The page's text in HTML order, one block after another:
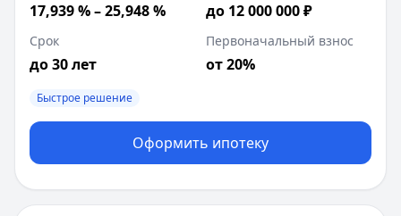
17,939 % – 25,948 % до 12 000 000 ₽
Срок
до 30 лет
Первоначальный взнос
от 20%
Быстрое решение
Оформить ипотеку